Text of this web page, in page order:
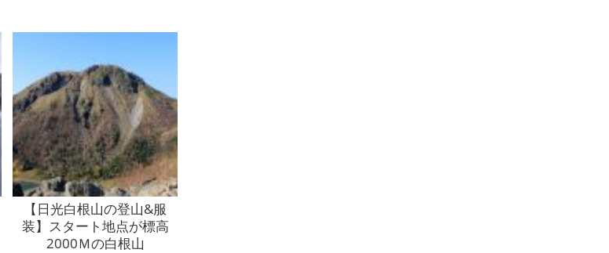
【日光白根山の登山&服
装】スタート地点が標高
2000Ｍの白根山